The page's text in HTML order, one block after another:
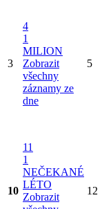
3
4
1
MILION
Zobrazit
všechny
záznamy ze
dne
5
10
11
1
NEČEKANÉ
LÉTO
Zobrazit
12